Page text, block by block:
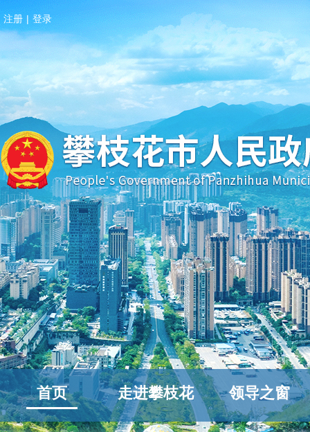
注册 | 登录
首页 走进攀枝花 领导之窗